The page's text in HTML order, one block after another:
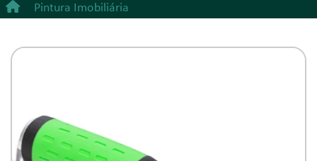
Pintura Imobiliária